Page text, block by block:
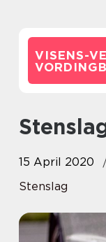
VISENS-
15 April 2020
Stenslag